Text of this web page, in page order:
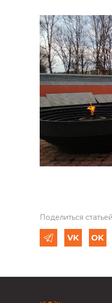
Поделиться статьей